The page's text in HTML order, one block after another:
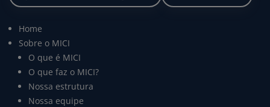
Home
Sobre o MICI
O que é MICI
O que faz o MICI?
Nossa estrutura
Nossa equipe